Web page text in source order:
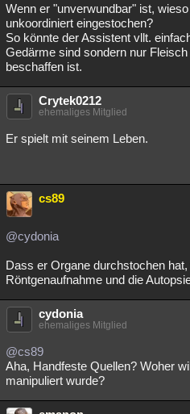
Wenn er "unverwundbar" ist,
unkoordiniert eingestochen?
So könnte der Assistent vllt.
Gedärme sind sondern nur
beschaffen ist.
Crytek0212
ehemaliges Mitglied
Er spielt mit seinem Leben.
cs89
@cydonia
Dass er Organe durchstochen
Röntgenaufnahme und die
cydonia
ehemaliges Mitglied
@cs89
Aha, Handfeste Quellen? Woher
manipuliert wurde?